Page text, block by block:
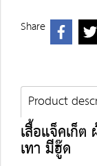
Share
Product
เสื้อแจ็คเก็
เทา มีฮู๊ด